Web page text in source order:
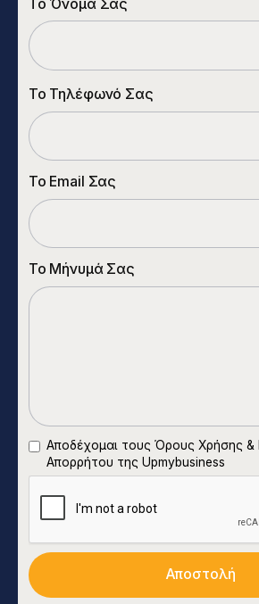
Το Όνομά Σας
Το Τηλέφωνό Σας
Το Email Σας
Το Μήνυμά Σας
Αποδέχομαι τους Όρους Χρήσης &
Απορρήτου της Upmybusiness